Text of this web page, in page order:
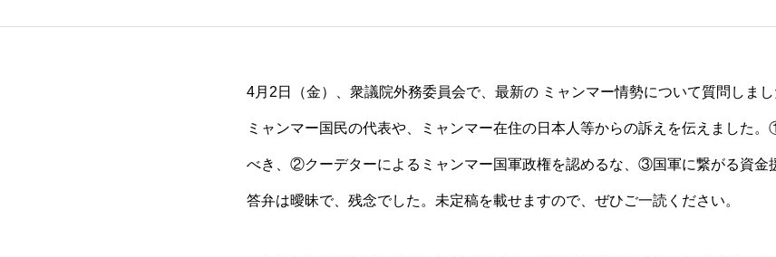
4月2日（金）、衆議院外務委員会で、最新の ミャンマー情勢について質問しま
ミャンマー国民の代表や、ミャンマー在住の日本人等からの訴えを伝えました
べき、②クーデターによるミャンマー国軍政権を認めるな、③国軍に繋がる資金
答弁は曖昧で、残念でした。未定稿を載せますので、ぜひご一読ください。